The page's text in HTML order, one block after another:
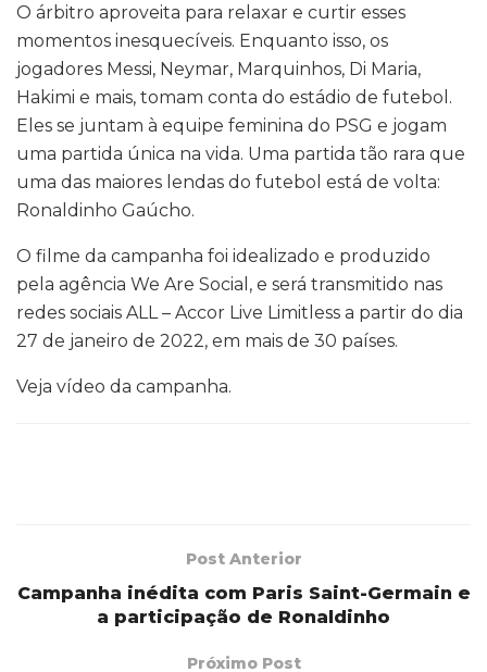
O árbitro aproveita para relaxar e curtir esses
momentos inesquecíveis. Enquanto isso, os
jogadores Messi, Neymar, Marquinhos, Di Maria,
Hakimi e mais, tomam conta do estádio de futebol.
Eles se juntam à equipe feminina do PSG e jogam
uma partida única na vida. Uma partida tão rara que
uma das maiores lendas do futebol está de volta:
Ronaldinho Gaúcho.
O filme da campanha foi idealizado e produzido
pela agência We Are Social, e será transmitido nas
redes sociais ALL – Accor Live Limitless a partir do dia
27 de janeiro de 2022, em mais de 30 países.
Veja vídeo da campanha.
Post Anterior
Campanha inédita com Paris Saint-Germain e
a participação de Ronaldinho
Próximo Post